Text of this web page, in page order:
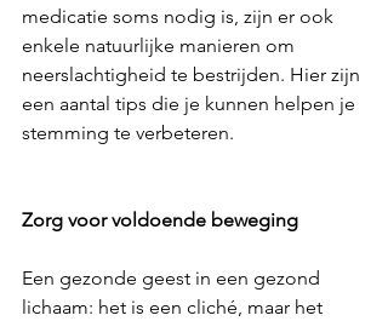
medicatie soms nodig is, zijn er ook
enkele natuurlijke manieren om
neerslachtigheid te bestrijden. Hier zijn
een aantal tips die je kunnen helpen je
stemming te verbeteren.
Zorg voor voldoende beweging
Een gezonde geest in een gezond
lichaam: het is een cliché, maar het